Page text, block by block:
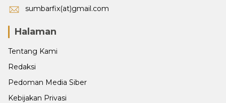
sumbarfix(at)gmail.com
Halaman
Tentang Kami
Redaksi
Pedoman Media Siber
Kebijakan Privasi